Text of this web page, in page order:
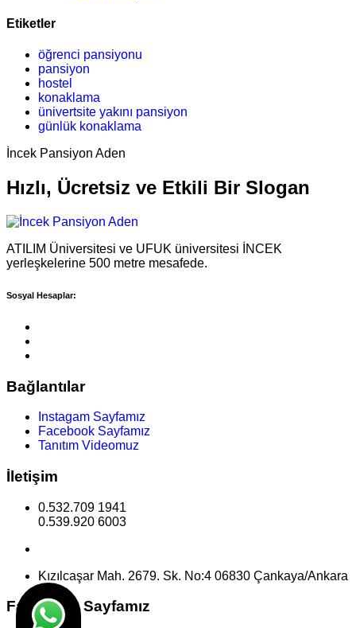
Etiketler
öğrenci pansiyonu
pansiyon
hostel
konaklama
ünivertsite yakını pansiyon
günlük konaklama
İncek Pansiyon Aden
Hızlı, Ücretsiz ve Etkili Bir Slogan
ATILIM Üniversitesi ve UFUK üniversitesi İNCEK
yerleşkelerine 500 metre mesafede.
Sosyal Hesaplar:
Bağlantılar
Instagam Sayfamız
Facebook Sayfamız
Tanıtım Videomuz
İletişim
0.532.709 1941
0.539.920 6003
Kızılcaşar Mah. 2679. Sk. No:4 06830 Çankaya/Ankara
Facebook Sayfamız